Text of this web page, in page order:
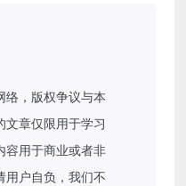
络，版权争议与本
文章仅限用于学习
容用于商业或者非
用户自负，我们不